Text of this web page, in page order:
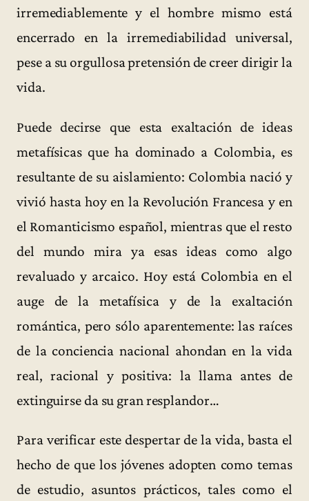
irremediablemente y el hombre mismo está
encerrado en la irremediabilidad universal,
pese a su orgullosa pretensión de creer dirigir la
vida.
Puede decirse que esta exaltación de ideas
metafísicas que ha dominado a Colombia, es
resultante de su aislamiento: Colombia nació y
vivió hasta hoy en la Revolución Francesa y en
el Romanticismo español, mientras que el resto
del mundo mira ya esas ideas como algo
revaluado y arcaico. Hoy está Colombia en el
auge de la metafísica y de la exaltación
romántica, pero sólo aparentemente: las raíces
de la conciencia nacional ahondan en la vida
real, racional y positiva: la llama antes de
extinguirse da su gran resplandor…
Para verificar este despertar de la vida, basta el
hecho de que los jóvenes adopten como temas
de estudio, asuntos prácticos, tales como el